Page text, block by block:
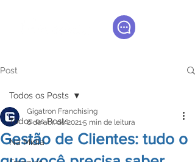
Post
Todos os Posts
Na Mídia
Todos os Posts
Gestão de Clientes: tudo o
Gigatron Franchising
6 de abr. de 20215 min de leitura